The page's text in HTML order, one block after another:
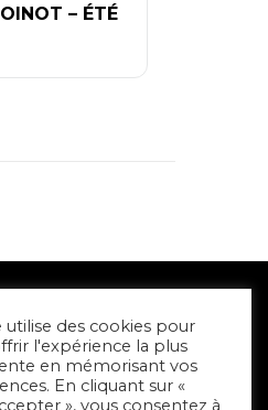
– ÉTÉ
utilise des cookies pour
l'expérience la plus
en mémorisant vos
En cliquant sur «
», vous consentez à